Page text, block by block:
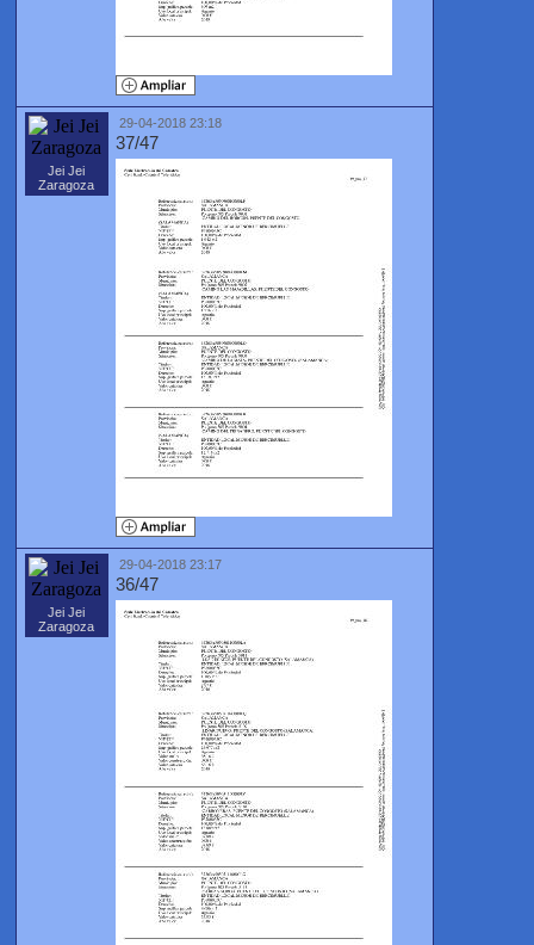
Jei Jei
Zaragoza
29-04-2018 23:18
37/47
Jei Jei
Zaragoza
29-04-2018 23:17
36/47